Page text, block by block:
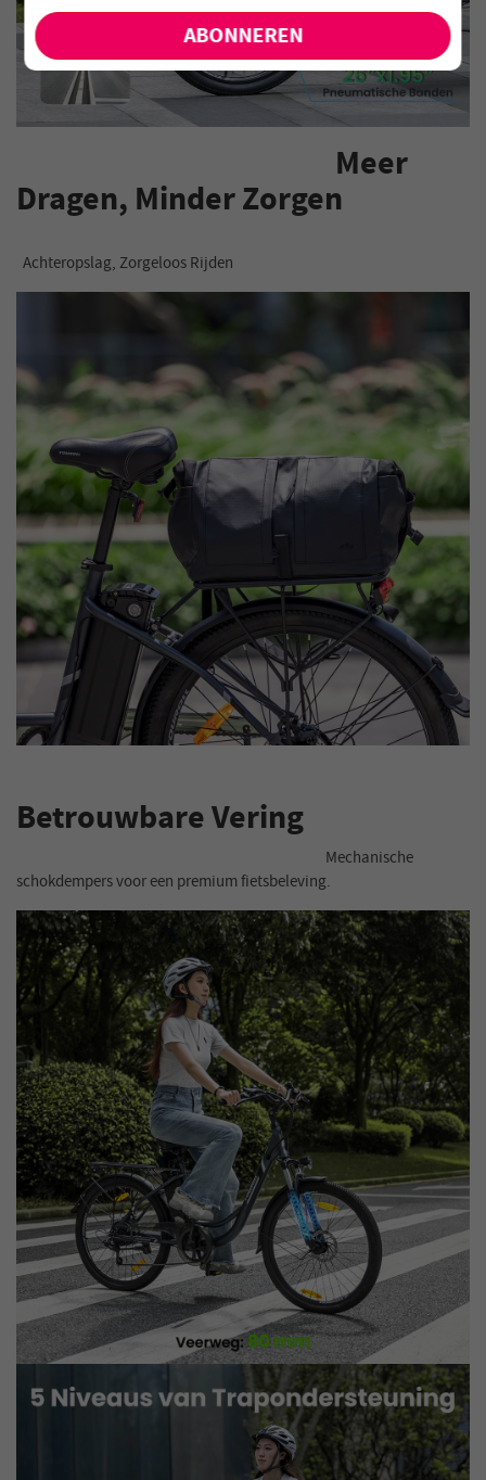
Meer
Dragen, Minder Zorgen
Achteropslag, Zorgeloos Rijden
Betrouwbare Vering
Mechanische
schokdempers voor een premium fietsbeleving.